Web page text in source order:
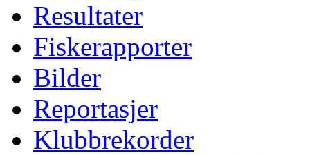
Resultater
Fiskerapporter
Bilder
Reportasjer
Klubbrekorder